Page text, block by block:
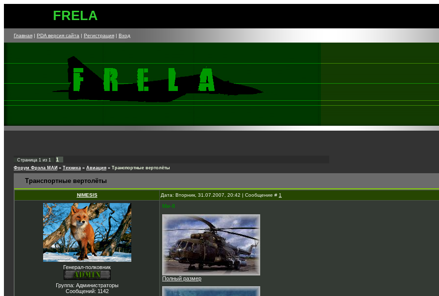
FRELA
Главная | PDA версия сайта | Регистрация | Вход
Страница 1 из 1 1
Форум Фрэла МАИ » Техника » Авиация » Транспортные вертолёты
Транспортные вертолёты
NIMESIS Дата: Вторник, 31.07.2007, 20:42 | Сообщение # 1
Генерал-полковник
Группа: Администраторы
Сообщений: 1142
Ми-8
Полный размер